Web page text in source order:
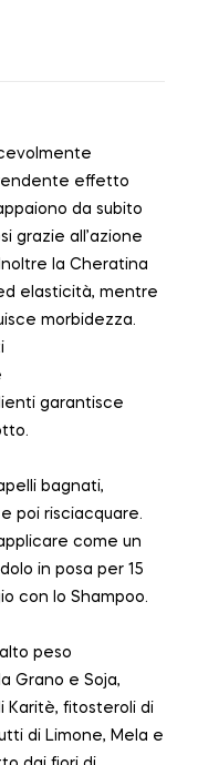
effetto
da subito
grazie all’azione
la Cheratina
elasticità, mentre
morbidezza.
garantisce
bagnati,
poi risciacquare.
come un
in posa per 15
con lo Shampoo.
peso
Grano e Soja,
Karitè, fitosteroli di
di Limone, Mela e